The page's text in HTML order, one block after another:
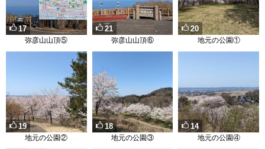
17
弥彦山山頂⑤
21
弥彦山山頂⑥
20
地元の公園①
19
地元の公園②
18
地元の公園③
14
地元の公園④